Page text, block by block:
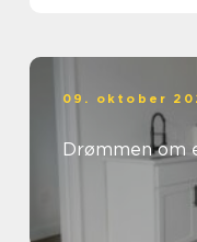
09. oktober
Drømmen om